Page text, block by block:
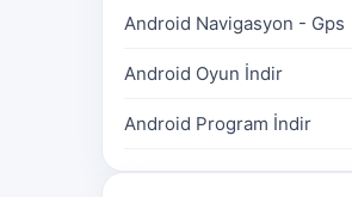
Android Navigasyon - Gps
Android Oyun İndir
Android Program İndir